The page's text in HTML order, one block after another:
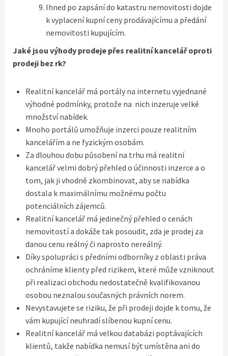
Ihned po zapsání do katastru nemovitosti dojde
k vyplacení kupní ceny prodávajícímu a předání
nemovitosti kupujícím.
Jaké jsou výhody prodeje přes realitní kancelář oproti
prodeji bez rk?
Realitní kancelář má portály na internetu vyjednané
výhodné podmínky, protože na nich inzeruje velké
množství nabídek.
Mnoho portálů umožňuje inzerci pouze realitním
kancelářím a ne fyzickým osobám.
Za dlouhou dobu působení na trhu má realitní
kancelář velmi dobrý přehled o účinnosti inzerce a o
tom, jak ji vhodně zkombinovat, aby se nabídka
dostala k maximálnímu možnému počtu
potenciálních zájemců.
Realitní kancelář má jedinečný přehled o cenách
nemovitostí a dokáže tak posoudit, zda je prodej za
danou cenu reálný či naprosto nereálný.
Díky spolupráci s předními odborníky z oblasti práva
ochráníme klienty před rizikem, které může vzniknout
při realizaci obchodu nedostatečně kvalifikovanou
osobou neznalou současných právních norem.
Nevystavujete se riziku, že při prodeji dojde k tomu, že
vám kupující neuhradí slíbenou kupní cenu.
Realitní kancelář má velkou databázi poptávajících
klientů, takže nabídka nemusí být umístěna ani do